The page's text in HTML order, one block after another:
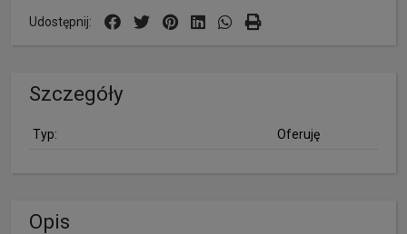
Udostępnij:
Szczegóły
Typ: Oferuję
Opis